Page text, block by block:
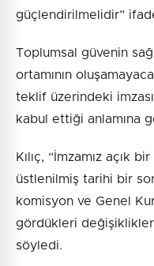
güçlendirilmelidir”
Toplumsal güvenin
ortamının
teklif üzerindeki
kabul ettiği anlamına
Kılıç, “İmzamız açık
üstlenilmiş tarihi bir
komisyon ve Genel
gördükleri
söyledi.